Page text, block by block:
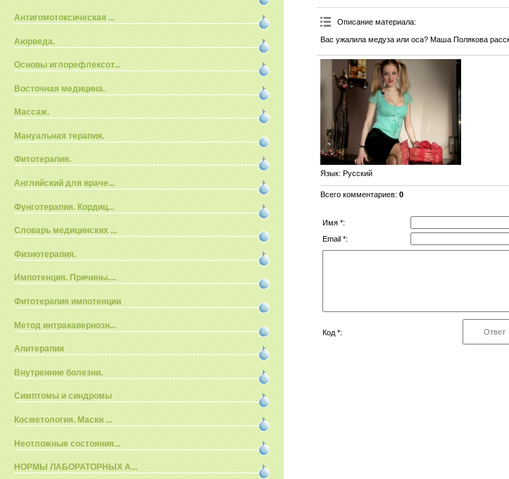
Антигомотоксическая ...
Аюрведа.
Основы иглорефлексот...
Восточная медицина.
Массаж.
Мануальная терапия.
Фитотерапия.
Английский для враче...
Фунготерапия. Кордиц...
Словарь медицинских ...
Физиотерапия.
Импотенция. Причины....
Фитотерапия импотенции
Метод интракавернозн...
Апитерапия
Внутренние болезни.
Симптомы и синдромы
Косметология. Маски ...
Неотложные состояния...
НОРМЫ ЛАБОРАТОРНЫХ А...
Описание материала:
Вас ужалила медуза или оса? Маша Полякова
Язык: Русский
Всего комментариев:0
Имя *:
Email *:
Код *: